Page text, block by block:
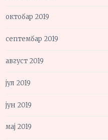
октобар 2019
септембар 2019
август 2019
јул 2019
јун 2019
мај 2019